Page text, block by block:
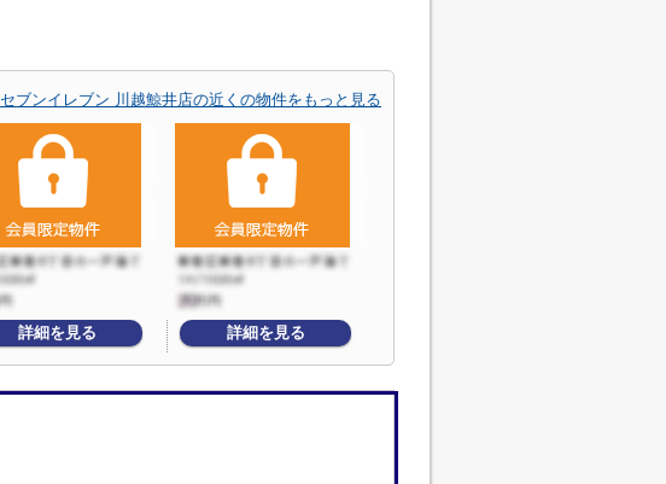
セブンイレブン 川越鯨井店の近くの物件をもっと見る
詳細を見る 詳細を見る